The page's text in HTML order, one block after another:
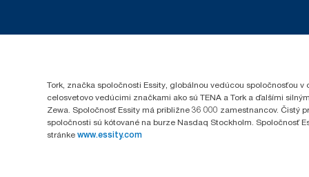
Tork, značka spoločnosti Essity, globálnou vedúcou spoločnosťou
celosvetovo vedúcimi značkami ako sú TENA a Tork a ďalšími
Zewa. Spoločnosť Essity má približne 36 000 zamestnancov. Čistý
spoločnosti sú kótované na burze Nasdaq Stockholm. Spoločnosť
stránke www.essity.com